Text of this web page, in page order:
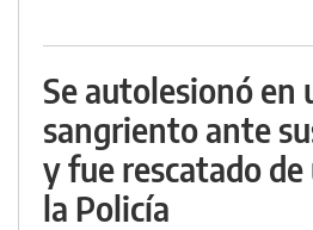
Se autolesionó en
sangriento ante
y fue rescatado
la Policía